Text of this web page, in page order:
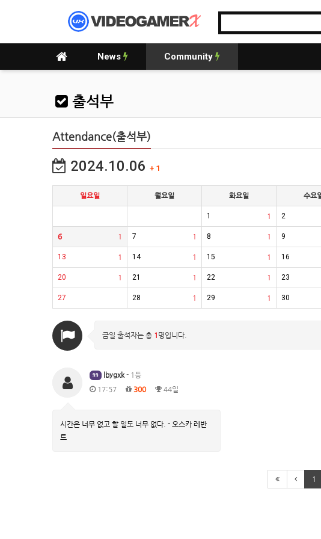
News Community
출석부
Attendance(출석부)
2024.10.06 + 1
일요일 월요일 화요일 수요
1
1 2
1
6 1
7 1
8 9
1
13 1
14 1
15 16
1
20 1
21 1
22 23
27 1
28 1
29 30
금일 출석자는 총 1 명입니다.
99 lbygxk - 1등
17:57
300 44일
시간은 너무 없고 할 일도 너무 없다. - 오스카 레반
트
1